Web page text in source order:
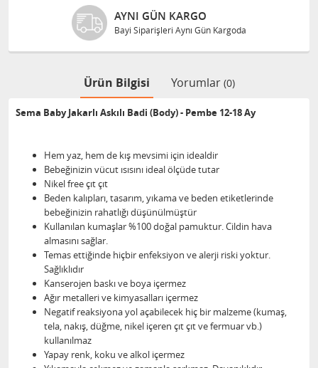
AYNI GÜN KARGO
Bayi Siparişleri Aynı Gün Kargoda
Ürün Bilgisi Yorumlar (0)
Sema Baby Jakarlı Askılı Badi (Body) - Pembe 12-18 Ay
Hem yaz, hem de kış mevsimi için idealdir
Bebeğinizin vücut ısısını ideal ölçüde tutar
Nikel free çıt çıt
Beden kalıpları, tasarım, yıkama ve beden etiketlerinde
bebeğinizin rahatlığı düşünülmüştür
Kullanılan kumaşlar %100 doğal pamuktur. Cildin hava
almasını sağlar.
Temas ettiğinde hiçbir enfeksiyon ve alerji riski yoktur.
Sağlıklıdır
Kanserojen baskı ve boya içermez
Ağır metalleri ve kimyasalları içermez
Negatif reaksiyona yol açabilecek hiç bir malzeme (kumaş,
tela, nakış, düğme, nikel içeren çıt çıt ve fermuar vb.)
kullanılmaz
Yapay renk, koku ve alkol içermez